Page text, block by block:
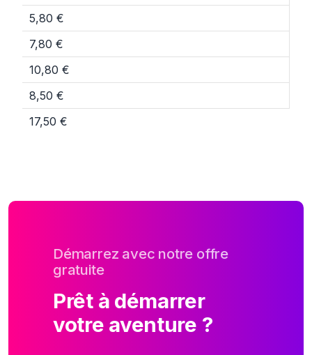
5,80 €
7,80 €
10,80 €
8,50 €
17,50 €
Démarrez avec notre offre
gratuite
Prêt à démarrer
votre aventure ?